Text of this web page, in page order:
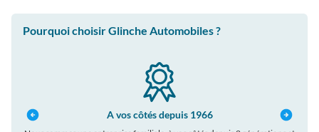
Pourquoi choisir Glinche Automobiles ?
A vos côtés depuis 1966